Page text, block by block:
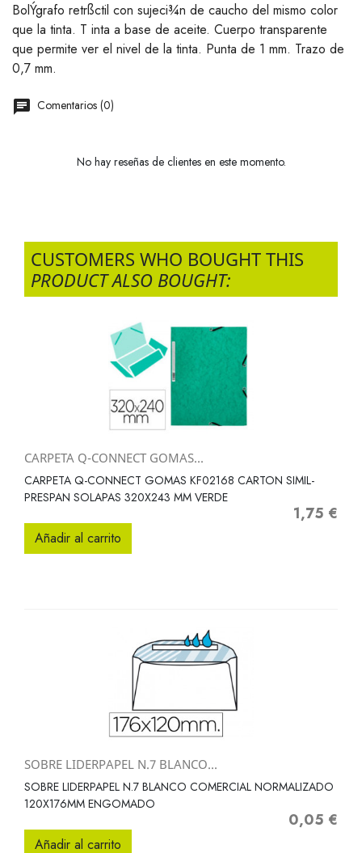
BolÝgrafo retrßctil con sujeci¾n de caucho del mismo color
que la tinta. T inta a base de aceite. Cuerpo transparente
que permite ver el nivel de la tinta. Punta de 1 mm. Trazo de
0,7 mm.
Comentarios (0)
No hay reseñas de clientes en este momento.
CUSTOMERS WHO BOUGHT THIS
PRODUCT ALSO BOUGHT:
CARPETA Q-CONNECT GOMAS...
CARPETA Q-CONNECT GOMAS KF02168 CARTON SIMIL-
PRESPAN SOLAPAS 320X243 MM VERDE
Precio
1,75 €
Añadir al carrito
SOBRE LIDERPAPEL N.7 BLANCO...
SOBRE LIDERPAPEL N.7 BLANCO COMERCIAL NORMALIZADO
120X176MM ENGOMADO
Precio
0,05 €
Añadir al carrito